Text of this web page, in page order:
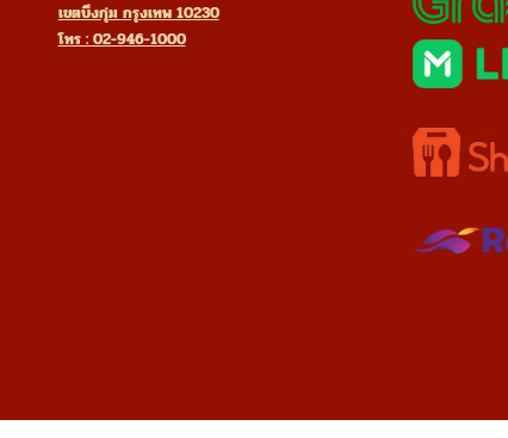
เขตบึงกุ่ม กรุงเทพ 10230
โทร : 02-946-1000